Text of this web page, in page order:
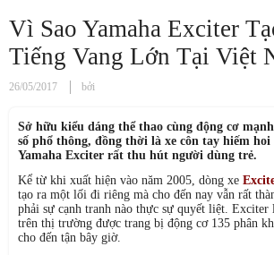
Vì Sao Yamaha Exciter
Tiếng Vang Lớn Tại Việt
26/05/2017 bởi
Sở hữu kiểu dáng thể thao cùng động cơ
số phổ thông, đồng thời là xe côn tay hiếm
Yamaha Exciter rất thu hút người dùng trẻ.
Kể từ khi xuất hiện vào năm 2005, dòng xe
tạo ra một lối đi riêng mà cho đến nay vẫn rất
phải sự cạnh tranh nào thực sự quyết liệt. Exciter
trên thị trường được trang bị động cơ 135 phân
cho đến tận bây giờ.